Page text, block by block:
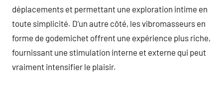
déplacements et permettant une exploration intime en
toute simplicité. D’un autre côté, les vibromasseurs en
forme de godemichet offrent une expérience plus riche,
fournissant une stimulation interne et externe qui peut
vraiment intensifier le plaisir.